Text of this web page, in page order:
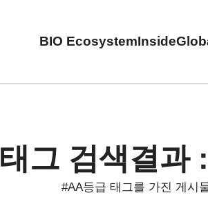
BIO EcosystemInside
태그 검색결과
#AA등급 태그를 가진 게시